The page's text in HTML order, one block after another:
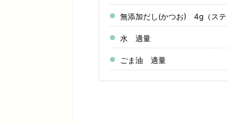
無添加だし(かつお) 4g（ステ
水 適量
ごま油 適量